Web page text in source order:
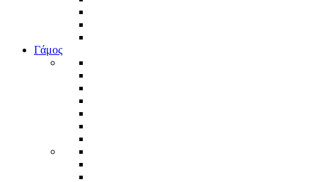
Γάμος